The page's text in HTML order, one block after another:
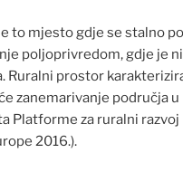
to mjesto gdje se stalno
poljoprivredom, gdje je
Ruralni prostor
zanemarivanje područja u
Platforme za ruralni razvoj
2016.).